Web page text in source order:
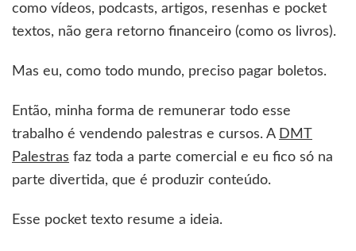
como vídeos, podcasts, artigos, resenhas e pocket
textos, não gera retorno financeiro (como os livros).
Mas eu, como todo mundo, preciso pagar boletos.
Então, minha forma de remunerar todo esse
trabalho é vendendo palestras e cursos. A DMT
Palestras faz toda a parte comercial e eu fico só na
parte divertida, que é produzir conteúdo.
Esse pocket texto resume a ideia.